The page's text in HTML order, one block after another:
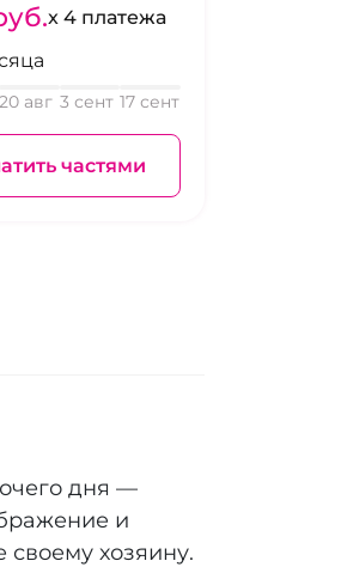
x 4 платежа
20 авг 3 сент 17 сент
частями
дня —
и
хозяину.